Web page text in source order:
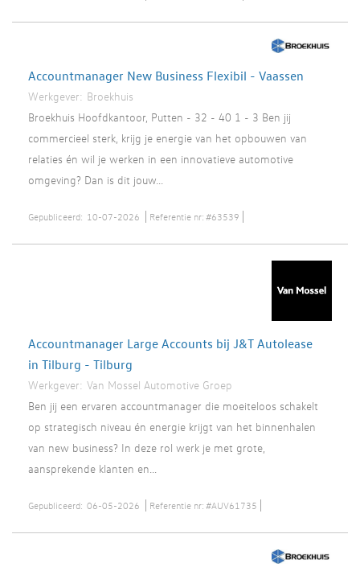
Accountmanager New Business Flexibil - Vaassen
Werkgever: Broekhuis
Broekhuis Hoofdkantoor, Putten - 32 - 40 1 - 3 Ben jij
commercieel sterk, krijg je energie van het opbouwen van
relaties én wil je werken in een innovatieve automotive
omgeving? Dan is dit jouw...
Gepubliceerd: 10-07-2026 Referentie nr: #63539
Accountmanager Large Accounts bij J&T Autolease
in Tilburg - Tilburg
Werkgever: Van Mossel Automotive Groep
Ben jij een ervaren accountmanager die moeiteloos schakelt
op strategisch niveau én energie krijgt van het binnenhalen
van new business? In deze rol werk je met grote,
aansprekende klanten en...
Gepubliceerd: 06-05-2026 Referentie nr: #AUV61735